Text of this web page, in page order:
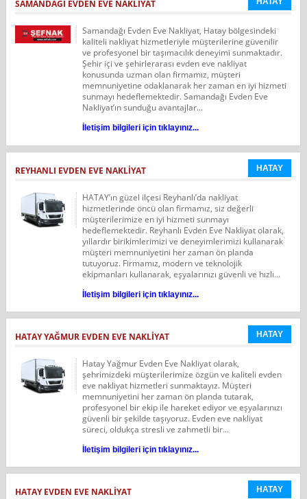
SAMANDAĞI EVDEN EVE NAKLIYAT
Samandağı Evden Eve Nakliyat, Hatay bölgesindeki
kaliteli nakliyat hizmetleriyle müşterilerine güvenilir
ve profesyonel bir taşımacılık deneyimi sunmaktadır.
Şehir içi ve şehirlerarası evden eve nakliyat
konusunda uzman olan firmamız, müşteri
memnuniyetine odaklanarak her zaman en iyi hizmeti
sunmayı hedeflemektedir. Samandağı Evden Eve
Nakliyat’ın sunduğu avantajlar...
İletişim bilgileri için tıklayınız...
REYHANLI EVDEN EVE NAKLIYAT HATAY
HATAY’ın güzel ilçesi Reyhanlı’da nakliyat
hizmetlerinde öncü olan firmamız, siz değerli
müşterilerimize en iyi hizmeti sunmayı
hedeflemektedir. Reyhanlı Evden Eve Nakliyat olarak,
yıllardır birikimlerimizi ve deneyimlerimizi kullanarak
müşteri memnuniyetini her zaman ön planda
tutuyoruz. Firmamız, modern ve teknolojik
ekipmanları kullanarak, eşyalarınızı güvenli ve hızlı...
İletişim bilgileri için tıklayınız...
HATAY YAĞMUR EVDEN EVE NAKLIYAT HATAY
Hatay Yağmur Evden Eve Nakliyat olarak,
şehrimizdeki müşterilerimize özgün ve kaliteli evden
eve nakliyat hizmetleri sunmaktayız. Müşteri
memnuniyetini her zaman ön planda tutarak,
profesyonel bir ekip ile hareket ediyor ve eşyalarınızı
güvenli bir şekilde taşıyoruz. Evden eve nakliyat
süreci, oldukça stresli ve zahmetli bir...
İletişim bilgileri için tıklayınız...
HATAY EVDEN EVE NAKLIYAT HATAY